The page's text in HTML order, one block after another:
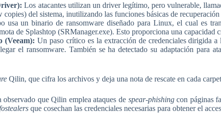
Los atacantes utilizan un driver legítimo, pero vulnerable,
copies) del sistema, inutilizando las funciones básicas de
usa un binario de ransomware diseñado para Linux, el cual es
de Splashtop (SRManager.exe). Esto proporciona una
(Veeam): Un paso crítico es la extracción de credenciales dirigida a
el ransomware. También se ha detectado su adaptación
Qilin, que cifra los archivos y deja una nota de rescate en cada
observado que Qilin emplea ataques de spear-phishingcon páginas
que cosechan las credenciales necesarias para obtener el